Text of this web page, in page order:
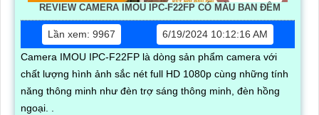
REVIEW CAMERA IMOU IPC-F22FP CÓ MÀU BAN ĐÊM
Lần xem: 9967
6/19/2024 10:12:16 AM
Camera IMOU IPC-F22FP là dòng sản phẩm camera với
chất lượng hình ảnh sắc nét full HD 1080p cùng những tính
năng thông minh như đèn trợ sáng thông minh, đèn hồng
ngoại. .